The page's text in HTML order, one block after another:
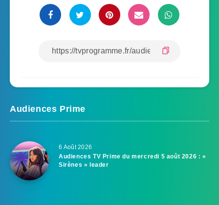
Audiences Prime
6 Août 2026
Audiences TV Prime du mercredi 5 août 2026 : «
Sirènes » leader